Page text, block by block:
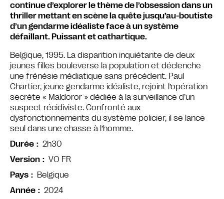
continue d’explorer le thème de l’obsession dans un
thriller mettant en scène la quête jusqu’au-boutiste
d’un gendarme idéaliste face à un système
défaillant. Puissant et cathartique.
Belgique, 1995. La disparition inquiétante de deux
jeunes filles bouleverse la population et déclenche
une frénésie médiatique sans précédent. Paul
Chartier, jeune gendarme idéaliste, rejoint l’opération
secrète « Maldoror » dédiée à la surveillance d’un
suspect récidiviste. Confronté aux
dysfonctionnements du système policier, il se lance
seul dans une chasse à l’homme.
Durée
2h30
Version
VO FR
Pays
Belgique
Année
2024